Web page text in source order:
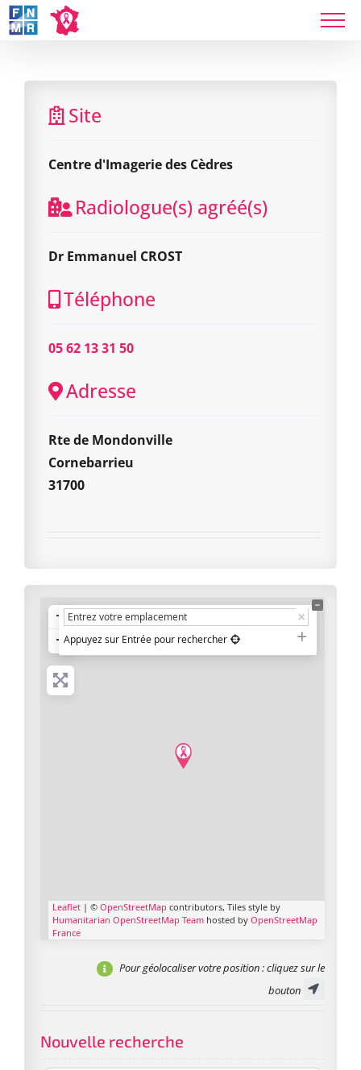
Skip
to
Site
Centre d'Imagerie des Cèdres
Radiologue(s) agréé(s)
Dr Emmanuel CROST
Téléphone
05 62 13 31 50
Adresse
Rte de Mondonville
Cornebarrieu
31700
+
−Appuyez sur Entrée pour rechercher
Leaflet | © OpenStreetMap contributors, Tiles style by
Humanitarian OpenStreetMap Team hosted by OpenStreetMap
France
Pour géolocaliser votre position: cliquez sur le
bouton
Nouvelle recherche